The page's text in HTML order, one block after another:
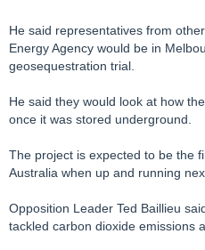
He said representatives from
Energy Agency would be in
geosequestration trial.
He said they would look at how
once it was stored underground.
The project is expected to be the
Australia when up and running
Opposition Leader Ted Baillieu
tackled carbon dioxide emissions